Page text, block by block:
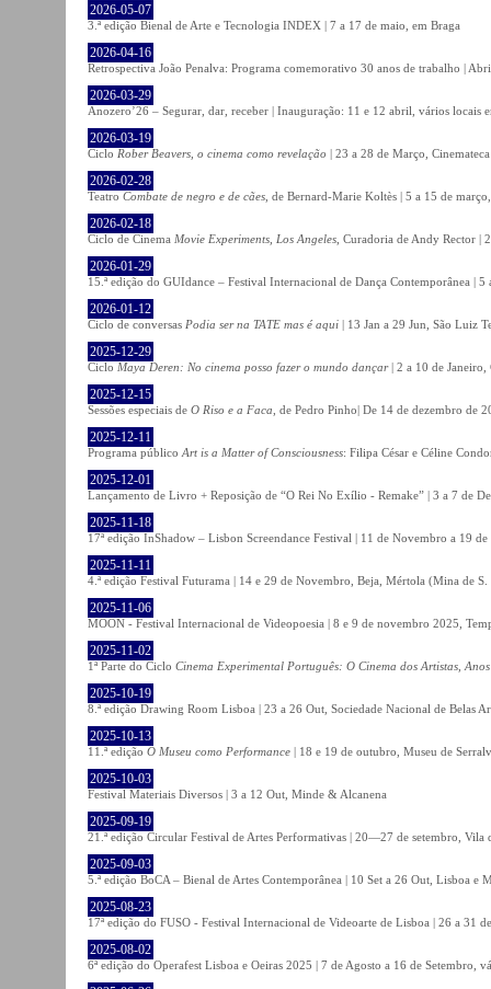
2026-05-07
3.ª edição Bienal de Arte e Tecnologia INDEX | 7 a 17 de maio, em Braga
2026-04-16
Retrospectiva João Penalva: Programa comemorativo 30 anos de trabalho |
2026-03-29
Anozero’26 – Segurar, dar, receber | Inauguração: 11 e 12 abril, vários locais
2026-03-19
Ciclo Rober Beavers, o cinema como revelação | 23 a 28 de Março,
2026-02-28
Teatro Combate de negro e de cães , de Bernard-Marie Koltès | 5 a 15 de
2026-02-18
Ciclo de Cinema Movie Experiments, Los Angeles , Curadoria de Andy Rector
2026-01-29
15.ª edição do GUIdance – Festival Internacional de Dança Contemporânea |
2026-01-12
Ciclo de conversas Podia ser na TATE mas é aqui | 13 Jan a 29 Jun, São Luiz
2025-12-29
Ciclo Maya Deren: No cinema posso fazer o mundo dançar| 2 a 10 de Janeiro,
2025-12-15
Sessões especiais de O Riso e a Faca , de Pedro Pinho| De 14 de dezembro de
2025-12-11
Programa público Art is a Matter of Consciousness: Filipa César e Céline
2025-12-01
Lançamento de Livro + Reposição de “O Rei No Exílio - Remake” | 3 a 7 de
2025-11-18
17ª edição InShadow – Lisbon Screendance Festival | 11 de Novembro a 19
2025-11-11
4.ª edição Festival Futurama | 14 e 29 de Novembro, Beja, Mértola (Mina de
2025-11-06
MOON - Festival Internacional de Videopoesia | 8 e 9 de novembro 2025,
2025-11-02
1ª Parte do Ciclo Cinema Experimental Português: O Cinema dos Artistas,
2025-10-19
8.ª edição Drawing Room Lisboa | 23 a 26 Out, Sociedade Nacional de Belas
2025-10-13
11.ª edição O Museu como Performance | 18 e 19 de outubro, Museu de
2025-10-03
Festival Materiais Diversos | 3 a 12 Out, Minde & Alcanena
2025-09-19
21.ª edição Circular Festival de Artes Performativas | 20—27 de setembro, Vila
2025-09-03
5.ª edição BoCA – Bienal de Artes Contemporânea | 10 Set a 26 Out, Lisboa e
2025-08-23
17ª edição do FUSO - Festival Internacional de Videoarte de Lisboa | 26 a 31
2025-08-02
6ª edição do Operafest Lisboa e Oeiras 2025 | 7 de Agosto a 16 de Setembro,